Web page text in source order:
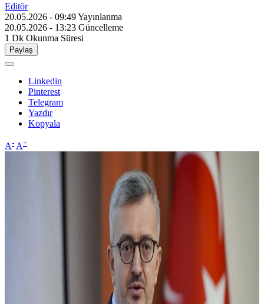
Editör
20.05.2026 - 09:49Yayınlanma
20.05.2026 - 13:23 Güncelleme
1 Dk Okunma Süresi
Paylaş
Linkedin
Pinterest
Telegram
Yazdır
Kopyala
A- A+